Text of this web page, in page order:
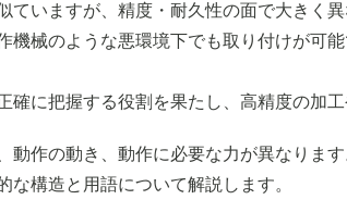
いますが、精度・耐久性の面で大きく異
械のような悪環境下でも取り付けが可能
に把握する役割を果たし、高精度の加工
作の動き、動作に必要な力が異なります
構造と用語について解説します。